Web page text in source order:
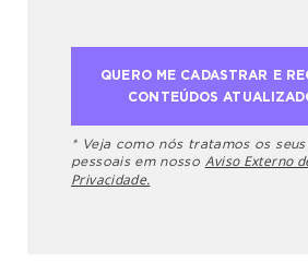
* Veja como nós tratamos os
pessoais em nosso Aviso Externo
Privacidade.